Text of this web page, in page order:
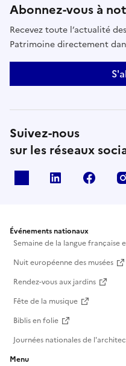
Abonnez-vous à
Recevez toute l’actualité
Patrimoine directement
Suivez-nous
sur les réseaux
Linkedin
Événements nationaux
Semaine de la langue française
Nuit européenne des musées
Rendez-vous aux jardins
Fête de la musique
Biblis en folie
Journées nationales de
Menu